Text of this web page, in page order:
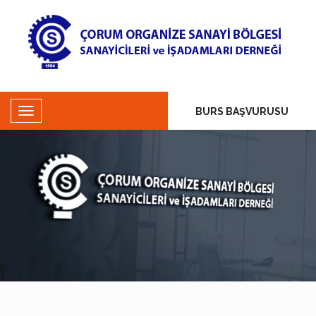
BURS BAŞVURUSU
AÇILMASI PLANLANAN KURSLAR...
KASIM
23